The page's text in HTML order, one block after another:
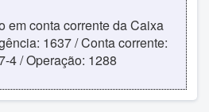
em conta corrente da Caixa
1637 / Conta corrente:
4 / Operação: 1288